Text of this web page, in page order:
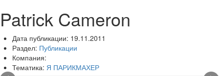
Patrick Cameron
Дата публикации: 19.11.2011
Раздел: Публикации
Компания:
Тематика: Я ПАРИКМАХЕР